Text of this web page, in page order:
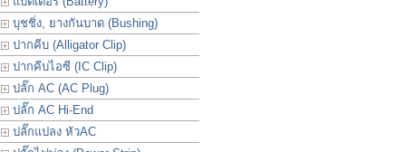
บุชชิ่ง, ยางกันบาด (Bushing)
ปากคีบ (Alligator Clip)
ปากคีบไอซี (IC Clip)
ปลั๊ก AC (AC Plug)
ปลั๊ก AC Hi-End
ปลั๊กแปลง หัวAC